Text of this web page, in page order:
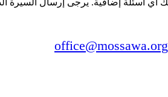
office@mossawa.org